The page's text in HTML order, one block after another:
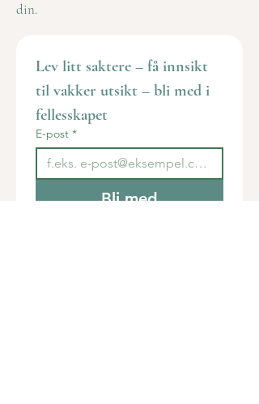
din.
Lev litt saktere – få innsikt
til vakker utsikt – bli med i
fellesskapet
E-post *
Bli med